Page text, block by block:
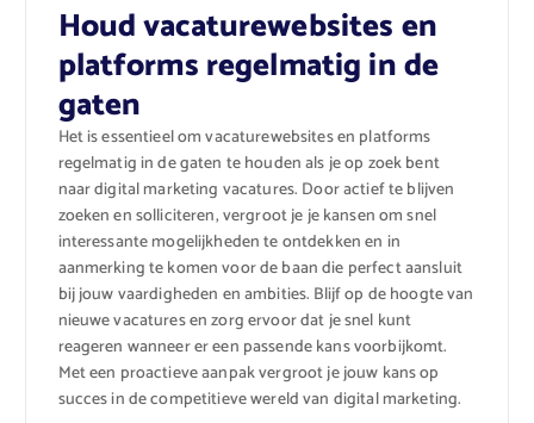
Houd vacaturewebsites en
platforms regelmatig in de
gaten
Het is essentieel om vacaturewebsites en platforms
regelmatig in de gaten te houden als je op zoek bent
naar digital marketing vacatures. Door actief te blijven
zoeken en solliciteren, vergroot je je kansen om snel
interessante mogelijkheden te ontdekken en in
aanmerking te komen voor de baan die perfect aansluit
bij jouw vaardigheden en ambities. Blijf op de hoogte van
nieuwe vacatures en zorg ervoor dat je snel kunt
reageren wanneer er een passende kans voorbijkomt.
Met een proactieve aanpak vergroot je jouw kans op
succes in de competitieve wereld van digital marketing.